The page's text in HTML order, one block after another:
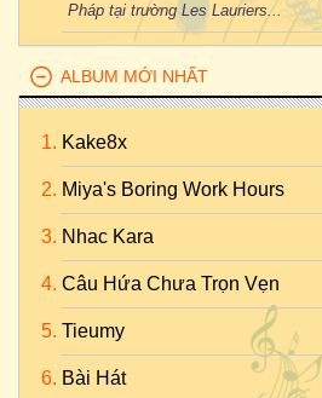
Pháp tại trường Les Lauriers...
ALBUM MỚI NHẤT
Kake8x
Miya's Boring Work Hours
Nhac Kara
Câu Hứa Chưa Trọn Vẹn
Tieumy
Bài Hát